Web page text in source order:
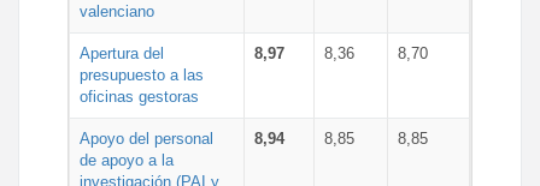
valenciano
Apertura del
presupuesto a las
oficinas gestoras
8,97 8,36 8,70
Apoyo del personal
de apoyo a la
investigación (PAI y
8,94 8,85 8,85